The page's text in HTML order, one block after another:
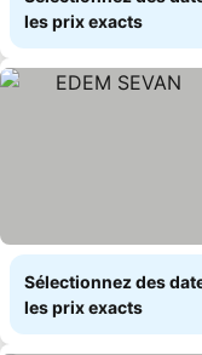
les prix exacts
Sélectionnez des
les prix exacts